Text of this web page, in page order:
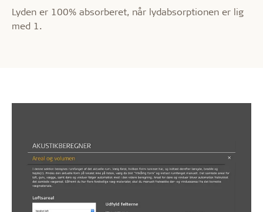
Lyden er 100% absorberet, når lydabsorptionen er lig
med 1.